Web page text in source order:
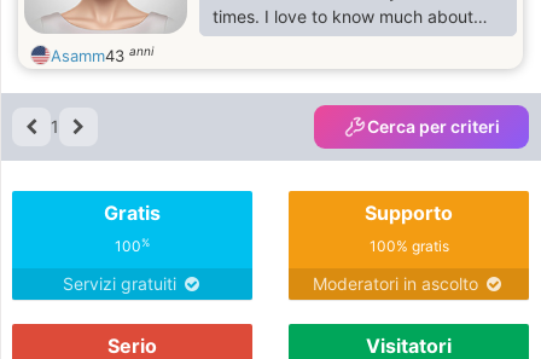
times. I love to know much about
nature so i send much time up on
the mountains because thats where i
indend to live. I love to invest in local
businesses. i am honest.
Asamm43 anni
1 Cerca per criteri
Gratis
100%
Servizi gratuiti
Supporto
100% gratis
Moderatori in ascolto
Serio Visitatori